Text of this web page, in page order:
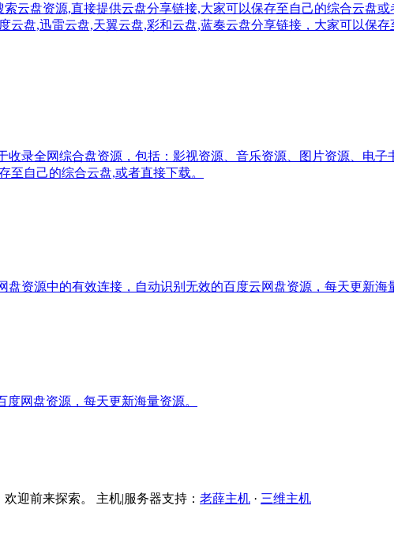
云盘资源,直接提供云盘分享链接,大家可以保存至自己的综合云盘
盘,迅雷云盘,天翼云盘,彩和云盘,蓝奏云盘分享链接，大家可以保
录全网综合盘资源，包括：影视资源、音乐资源、图片资源、电
自己的综合云盘,或者直接下载。
资源中的有效连接，自动识别无效的百度云网盘资源，每天更新海
网盘资源，每天更新海量资源。
迎前来探索。 主机|服务器支持： 老薛主机 · 三维主机